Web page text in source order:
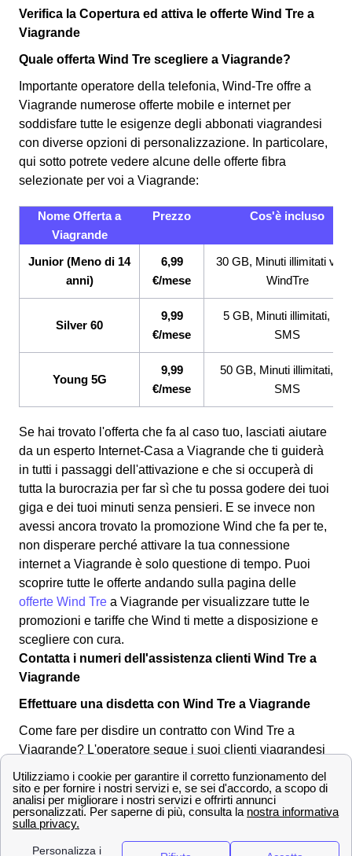
Verifica la Copertura ed attiva le offerte Wind Tre a
Viagrande
Quale offerta Wind Tre scegliere a Viagrande?
Importante operatore della telefonia, Wind-Tre offre a
Viagrande numerose offerte mobile e internet per
soddisfare tutte le esigenze degli abbonati viagrandesi
con diverse opzioni di personalizzazione. In particolare,
qui sotto potrete vedere alcune delle offerte fibra
selezionate per voi a Viagrande:
Nome Offerta a
Viagrande
Prezzo Cos'è incluso
Junior (Meno di 14
anni)
6,99
€/mese
30 GB, Minuti illimitati
WindTre
Silver 60
9,99
€/mese
5 GB, Minuti illimitati, 200
SMS
Young 5G
9,99
€/mese
50 GB, Minuti illimitati,
SMS
Se hai trovato l'offerta che fa al caso tuo, lasciati aiutare
da un esperto Internet-Casa a Viagrande che ti guiderà
in tutti i passaggi dell'attivazione e che si occuperà di
tutta la burocrazia per far sì che tu possa godere dei tuoi
giga e dei tuoi minuti senza pensieri. E se invece non
avessi ancora trovato la promozione Wind che fa per te,
non disperare perché attivare la tua connessione
internet a Viagrande è solo questione di tempo. Puoi
scoprire tutte le offerte andando sulla pagina delle
offerte Wind Tre a Viagrande per visualizzare tutte le
promozioni e tariffe che Wind ti mette a disposizione e
scegliere con cura.
Contatta i numeri dell'assistenza clienti Wind Tre a
Viagrande
Effettuare una disdetta con Wind Tre a Viagrande
Come fare per disdire un contratto con Wind Tre a
Viagrande? L'operatore segue i suoi clienti viagrandesi
un abbonamento o tariffa. Puoi effettuare una disdetta in
qualsiasi momento, l'importante è inviare una
comunicazione per tempo all'operatore a Viagrande.
Ecco qua sotto alcuni dei canali utilizzabili: